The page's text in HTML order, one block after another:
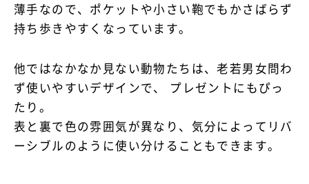
薄手なので、ポケットや小さい鞄でもかさばらず
持ち歩きやすくなっています。
他ではなかなか見ない動物たちは、老若男女問わ
ず使いやすいデザインで、 プレゼントにもぴっ
たり。
表と裏で色の雰囲気が異なり、気分によってリバ
ーシブルのように使い分けることもできます。